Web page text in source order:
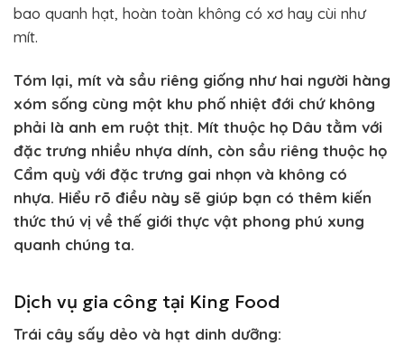
bao quanh hạt, hoàn toàn không có xơ hay cùi như
mít.
Tóm lại, mít và sầu riêng giống như hai người hàng
xóm sống cùng một khu phố nhiệt đới chứ không
phải là anh em ruột thịt. Mít thuộc họ Dâu tằm với
đặc trưng nhiều nhựa dính, còn sầu riêng thuộc họ
Cẩm quỳ với đặc trưng gai nhọn và không có
nhựa. Hiểu rõ điều này sẽ giúp bạn có thêm kiến
thức thú vị về thế giới thực vật phong phú xung
quanh chúng ta.
Dịch vụ gia công tại King Food
Trái cây sấy dẻo và hạt dinh dưỡng: